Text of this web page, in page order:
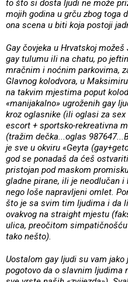
to što si dosta ljudi ne može
mojih godina u grču zbog toga
ona scena u biti koja postoji
Gay čovjeka u Hrvatskoj
gay tulumu ili na chatu, po
mračnim i noćnim parkovima,
Glavnog kolodvora, u
na takvim mjestima poput
«manijakalno» ugroženih gay
kroz oglasnike (ili oglasi za sex
escort + sportsko-rekreativna
(tražim dečka...oglas
je sve u okviru «Geyta
god se ponadaš da ćeš
pristojan pod maskom
gladne pirane, ili je neodlučan
nego loše napravljeni omlet.
što je sa svim tim ljudima i da
ovakvog na straight mjestu
ulica, preočitom
tako nešto).
Uostalom gay ljudi su vam
pogotovo da o slavnim ljudima